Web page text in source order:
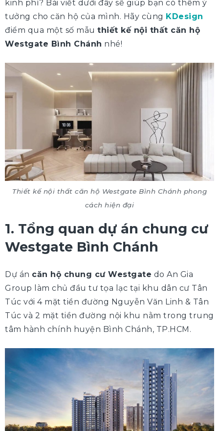
kinh phí? Bài viết dưới đây sẽ giúp bạn có thêm ý
tưởng cho căn hộ của mình. Hãy cùng KDesign
điểm qua một số mẫu thiết kế nội thất căn hộ
Westgate Bình Chánh nhé!
Thiết kế nội thất căn hộ Westgate Bình Chánh phong
cách hiện đại
1. Tổng quan dự án chung cư
Westgate Bình Chánh
Dự án căn hộ chung cư Westgate do An Gia
Group làm chủ đầu tư tọa lạc tại khu dân cư Tân
Túc với 4 mặt tiền đường Nguyễn Văn Linh & Tân
Túc và 2 mặt tiền đường nội khu nằm trong trung
tâm hành chính huyện Bình Chánh, TP.HCM.